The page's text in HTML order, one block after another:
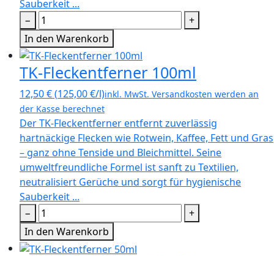
Sauberkeit ...
−
+
In den Warenkorb
TK-Fleckentferner 100ml
12,50€(125,00€/l)inkl. MwSt. Versandkosten werden an
der Kasse berechnet
Der TK-Fleckentferner entfernt zuverlässig
hartnäckige Flecken wie Rotwein, Kaffee, Fett und Gras
– ganz ohne Tenside und Bleichmittel. Seine
umweltfreundliche Formel ist sanft zu Textilien,
neutralisiert Gerüche und sorgt für hygienische
Sauberkeit ...
−
+
In den Warenkorb